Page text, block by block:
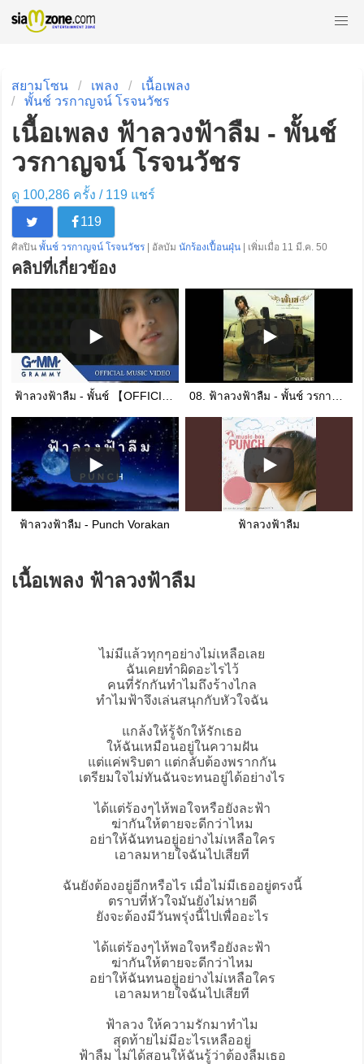
สยามโซน เพลง
เนื้อเพลง
พั้นช์ วรกาญจน์ โรจนวัชร
เนื้อเพลง ฟ้าลวงฟ้าลืม - พั้นช์
วรกาญจน์ โรจนวัชร
ดู 100,286 ครั้ง / 119แชร์
119
ศิลปิน พั้นช์ วรกาญจน์ โรจนวัชร | อัลบัม นักร้องเปื้อนฝุ่น | เพิ่มเมื่อ 11 มี.ค. 50
คลิปที่เกี่ยวข้อง
ฟ้าลวงฟ้าลืม - พั้นช์ 【OFFICIAL MV】 08. ฟ้าลวงฟ้าลืม - พั้นช์ วรกาญจน์ โรจนวัชร PUNCH VORAKARN ROJJANAWATCHRA ALBUM นักร้องเปื้อนฝุ่น
ฟ้าลวงฟ้าลืม - Punch Vorakan ฟ้าลวงฟ้าลืม
เนื้อเพลง ฟ้าลวงฟ้าลืม
ไม่มีแล้วทุกๆอย่างไม่เหลือเลย
ฉันเคยทำผิดอะไรไว้
คนที่รักกันทำไมถึงร้างไกล
ทำไมฟ้าจึงเล่นสนุกกับหัวใจฉัน
แกล้งให้รู้จักให้รักเธอ
ให้ฉันเหมือนอยู่ในความฝัน
แต่แค่พริบตา แต่กลับต้องพรากกัน
เตรียมใจไม่ทันฉันจะทนอยู่ได้อย่างไร
ได้แต่ร้องๆไห้พอใจหรือยังละฟ้า
ฆ่ากันให้ตายจะดีกว่าไหม
อย่าให้ฉันทนอยู่อย่างไม่เหลือใคร
เอาลมหายใจฉันไปเสียที
ฉันยังต้องอยู่อีกหรือไร เมื่อไม่มีเธออยู่ตรงนี้
ตราบที่หัวใจมันยังไม่หายดี
ยังจะต้องมีวันพรุ่งนี้ไปเพื่ออะไร
ได้แต่ร้องๆไห้พอใจหรือยังละฟ้า
ฆ่ากันให้ตายจะดีกว่าไหม
อย่าให้ฉันทนอยู่อย่างไม่เหลือใคร
เอาลมหายใจฉันไปเสียที
ฟ้าลวง ให้ความรักมาทำไม
สุดท้ายไม่มีอะไรเหลืออยู่
ฟ้าลืม ไม่ได้สอนให้ฉันรู้ว่าต้องลืมเธอ